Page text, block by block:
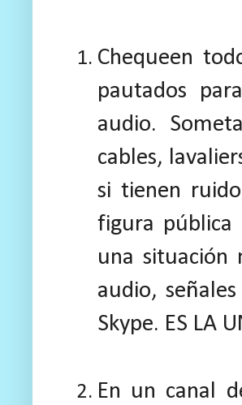
Chequeen
pautados
audio.
cables,
si tienen
figura
una situación
audio,
Skype. ES LA
En un canal